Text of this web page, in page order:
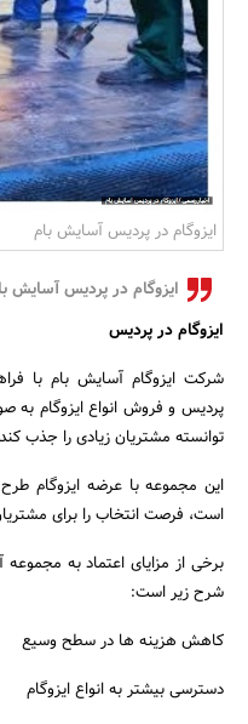
ایزوگام در پردیس آسایش بام
ایزوگام در پردیس آسایش
ایزوگام در پردیس
شرکت ایزوگام آسایش بام با
پردیس و فروش انواع ایزوگام به
توانسته مشتریان زیادی را جذب
این مجموعه با عرضه ایزوگام
است، فرصت انتخاب را برای
برخی از مزایای اعتماد به
شرح زیر است:
کاهش هزینه ها در سطح وسیع
دسترسی بیشتر به انواع ایزوگام